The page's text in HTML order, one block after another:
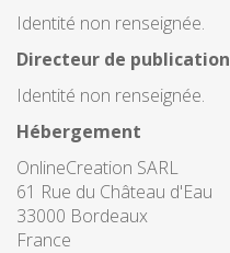
Identité non renseignée.
Directeur de publication
Identité non renseignée.
Hébergement
OnlineCreation SARL
61 Rue du Château d'Eau
33000 Bordeaux
France